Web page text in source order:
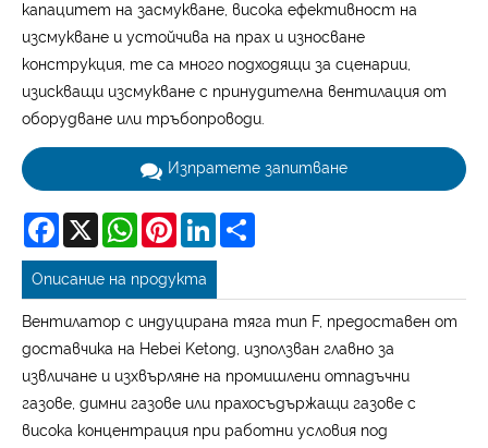
капацитет на засмукване, висока ефективност на
изсмукване и устойчива на прах и износване
конструкция, те са много подходящи за сценарии,
изискващи изсмукване с принудителна вентилация от
оборудване или тръбопроводи.
Изпратете запитване
Facebook
X WhatsAppPinterestLinkedIn
Описание на продукта
Вентилатор с индуцирана тяга тип F, предоставен от
доставчика на Hebei Ketong, използван главно за
извличане и изхвърляне на промишлени отпадъчни
газове, димни газове или прахосъдържащи газове с
висока концентрация при работни условия под